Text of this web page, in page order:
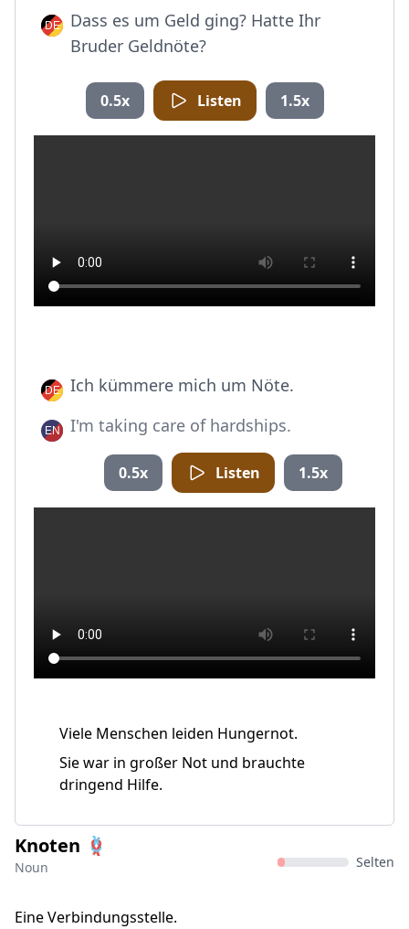
Dass es um Geld ging? Hatte Ihr
Bruder Geldnöte?
0.5x Listen 1.5x
Ich kümmere mich um Nöte.
I'm taking care of hardships.
0.5x Listen 1.5x
Viele Menschen leiden Hungernot.
Sie war in großer Not und brauchte
dringend Hilfe.
Knoten 🪢
Noun Selten
Eine Verbindungsstelle.